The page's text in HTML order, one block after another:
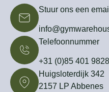
Stuur ons een email
Telefoonnummer
+31 (0)85 401 9828
Huigsloterdijk 342
2157 LP Abbenes